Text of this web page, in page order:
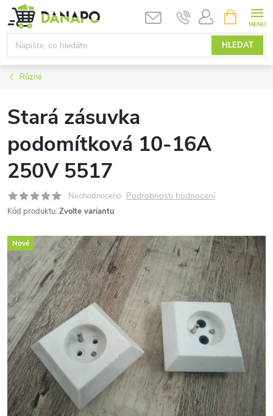
Přejít
na
obsah
HLEDAT
NÁKUPNÍ
KOŠÍK
Různé
Stará zásuvka
podomítková 10-16A
250V 5517
Neohodnoceno Podrobnosti hodnocení
Kód produktu: Zvolte variantu
Nové